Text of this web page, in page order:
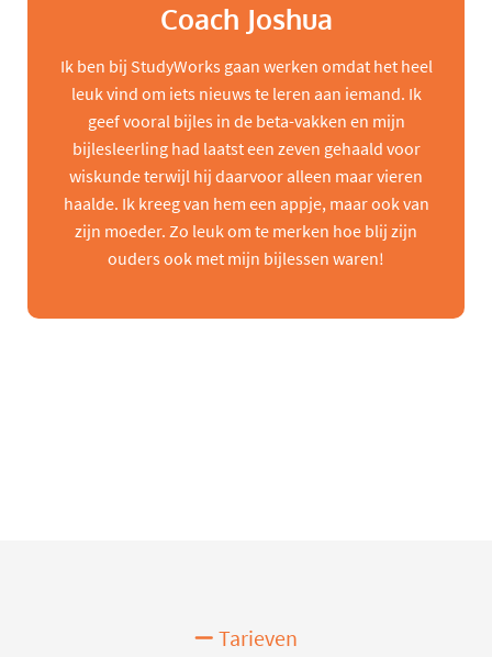
Coach Joshua
Ik ben bij StudyWorks gaan werken omdat het heel
leuk vind om iets nieuws te leren aan iemand. Ik
geef vooral bijles in de beta-vakken en mijn
bijlesleerling had laatst een zeven gehaald voor
wiskunde terwijl hij daarvoor alleen maar vieren
haalde. Ik kreeg van hem een appje, maar ook van
zijn moeder. Zo leuk om te merken hoe blij zijn
ouders ook met mijn bijlessen waren!
Tarieven